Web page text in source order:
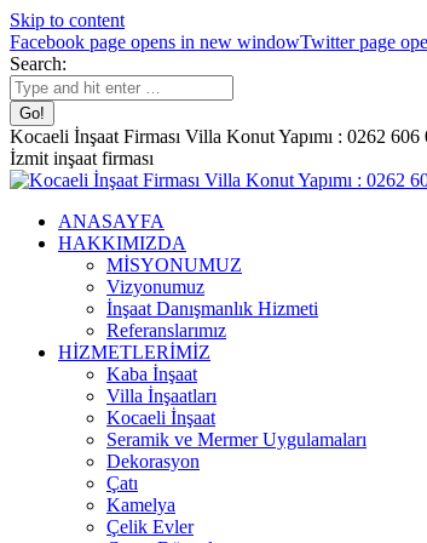
Skip to content
Facebook page opens in new windowTwitter page
Search:
Kocaeli İnşaat Firması Villa Konut Yapımı : 0262 606
İzmit inşaat firması
ANASAYFA
HAKKIMIZDA
MİSYONUMUZ
Vizyonumuz
İnşaat Danışmanlık Hizmeti
Referanslarımız
HİZMETLERİMİZ
Kaba İnşaat
Villa İnşaatları
Kocaeli İnşaat
Seramik ve Mermer Uygulamaları
Dekorasyon
Çatı
Kamelya
Çelik Evler